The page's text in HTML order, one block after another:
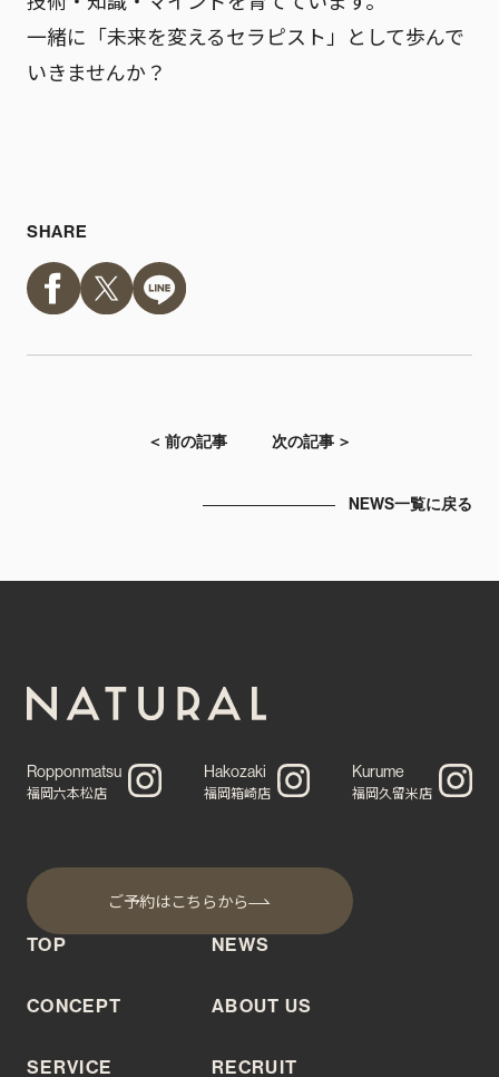
一緒に「未来を変えるセラピスト」として歩んで
いきませんか？
SHARE
＜ 前の記事 次の記事 ＞
NEWS一覧に戻る
Ropponmatsu
福岡六本松店
Hakozaki
福岡箱崎店
Kurume
福岡久留米店
ご予約はこちらから
TOP
CONCEPT
SERVICE
NEWS
ABOUT US
RECRUIT